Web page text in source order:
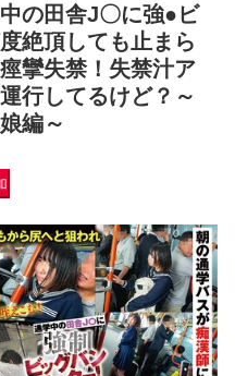
の田舎J〇に強●ビ
絶頂しても止まら
攣失禁！失禁汁ア
行してるけど？～
編～